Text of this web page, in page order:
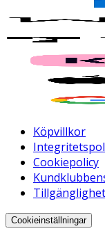
Köpvillkor
Cookiepolicy
Tillgänglighet
Cookieinställningar